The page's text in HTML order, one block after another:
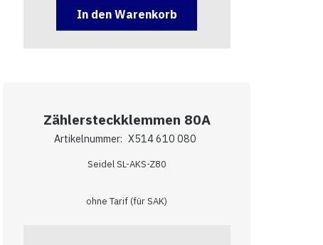
Klemmenbox
Menge
In den Warenkorb
Zählersteckklemmen 80A
Artikelnummer: X514 610 080
Seidel SL-AKS-Z80
ohne Tarif (für SAK)